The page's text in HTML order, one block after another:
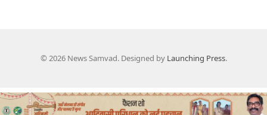
© 2026 News Samvad. Designed by Launching Press.